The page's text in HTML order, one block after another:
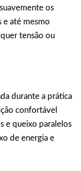
os
e até mesmo
tensão ou
durante a prática
confortável
e queixo paralelos
de energia e